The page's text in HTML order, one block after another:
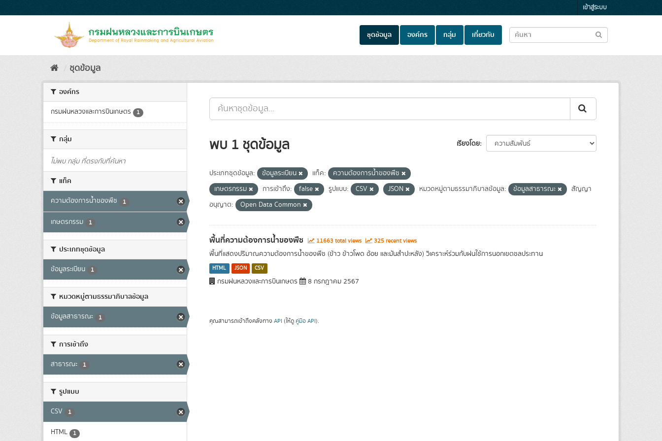
to
เข้าสู่ระบบ
ชุดข้อมูล องค์กร กลุ่ม เกี่ยวกับ
ชุดข้อมูล
องค์กร
กรมฝนหลวงและการบินเกษตร 1
กลุ่ม
ไม่พบ กลุ่ม ที่ตรงกับที่ค้นหา
แท็ค
ความต้องการน้ำของพืช 1
เกษตรกรรม 1
ประเภทชุดข้อมูล
ข้อมูลระเบียน 1
หมวดหมู่ตามธรรมาภิบาลข้อมูล
ข้อมูลสาธารณะ 1
การเข้าถึง
สาธารณะ 1
รูปแบบ
CSV 1
HTML 1
เรียงโดย
พบ 1 ชุดข้อมูล
ประเภทชุดข้อมูล: ข้อมูลระเบียน แท็ค:
ความต้องการน้ำของพืช
เกษตรกรรม
การเข้าถึง: false รูปแบบ: CSV JSON หมวดหมู่ตามธรรมาภิบาลข้อมูล: ข้อมูลสาธารณะ
สัญญา
อนุญาต:
Open Data Common
พื้นที่ความต้องการน้ำของพืช 11663 total views 325 recent views
พื้นที่แสดงปริมาณความต้องการน้ำของพืช (ข้าว ข้าวโพด อ้อย และมันสำปะหลัง) วิเคราะห์ร่วมกับฝนใช้การนอกเขตชลประทาน
HTML JSON CSV
กรมฝนหลวงและการบินเกษตร 8 กรกฎาคม 2567
คุณสามารถเข้าถึงคลังทาง API (ให้ดู คู่มือ API).